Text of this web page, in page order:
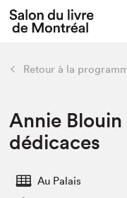
L'événement
Préparer sa
retour
Préparer sa visite
Salon au Palais
Liens pratiques
Retour à la
Annie
dédicaces
Au Palais